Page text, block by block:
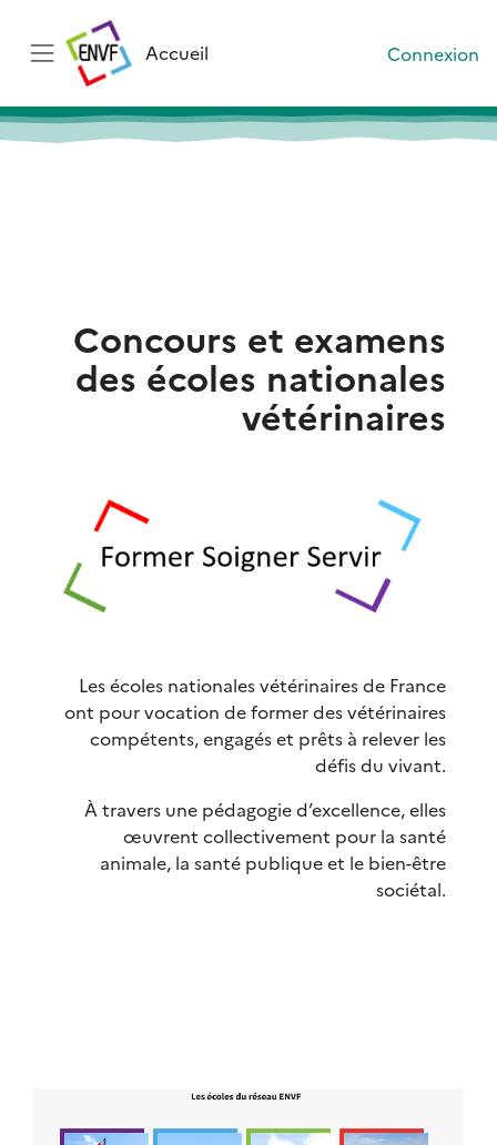
Panneau latéral
Accueil Connexion
Concours et examens
des écoles nationales
vétérinaires
Les écoles nationales vétérinaires de France
ont pour vocation de former des vétérinaires
compétents, engagés et prêts à relever les
défis du vivant.
À travers une pédagogie d’excellence, elles
œuvrent collectivement pour la santé
animale, la santé publique et le bien-être
sociétal.